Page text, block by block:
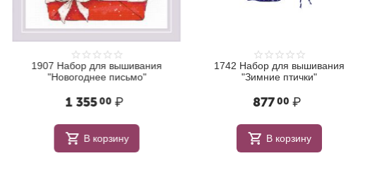
1907 Набор для вышивания
"Новогоднее письмо"
1 35500 ₽
В корзину
1742 Набор для вышивания
"Зимние птички"
87700 ₽
В корзину